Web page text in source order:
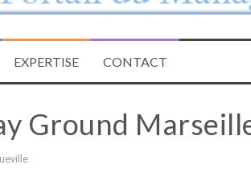
rétrospective et de projection –
EXPERTISE CONTACT
Ground